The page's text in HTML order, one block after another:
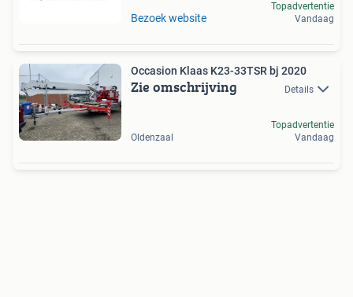
Bezoek website
Topadvertentie
Vandaag
Occasion Klaas K23-33TSR bj 2020
Zie omschrijving Details
Oldenzaal
Topadvertentie
Vandaag